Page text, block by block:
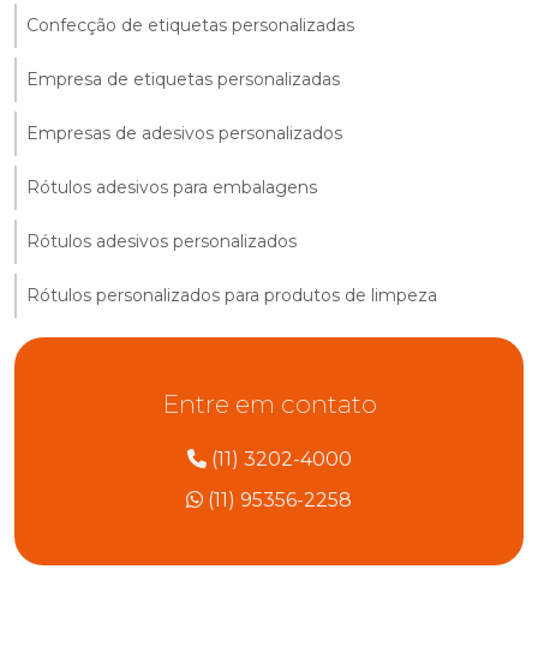
Confecção de etiquetas personalizadas
Empresa de etiquetas personalizadas
Empresas de adesivos personalizados
Rótulos adesivos para embalagens
Rótulos adesivos personalizados
Rótulos personalizados para produtos de limpeza
Entre em contato
(11) 3202-4000
(11) 95356-2258